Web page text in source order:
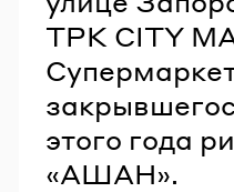
ТРК CITY
этого года
«АШАН».